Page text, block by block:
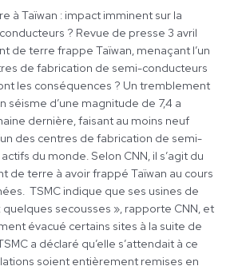
à Taïwan : impact imminent sur la
? Revue de presse 3 avril
de terre frappe Taïwan, menaçant l’un
de fabrication de semi-conducteurs
les conséquences ? Un tremblement
séisme d’une magnitude de 7,4 a
dernière, faisant au moins neuf
des centres de fabrication de semi-
du monde. Selon CNN, il s’agit du
de terre à avoir frappé Taïwan au cours
TSMC indique que ses usines de
secousses », rapporte CNN, et
évacué certains sites à la suite de
a déclaré qu’elle s’attendait à ce
soient entièrement remises en